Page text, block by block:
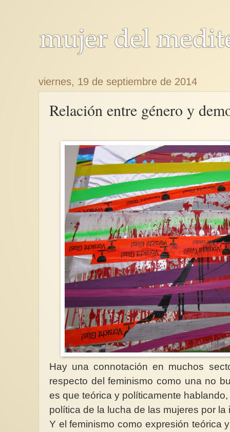
viernes, 19 de septiembre de 2014
Relación entre género y
Hay una connotación en muchos
respecto del feminismo como una no
es que teórica y políticamente
política de la lucha de las mujeres por
Y el feminismo como expresión teórica